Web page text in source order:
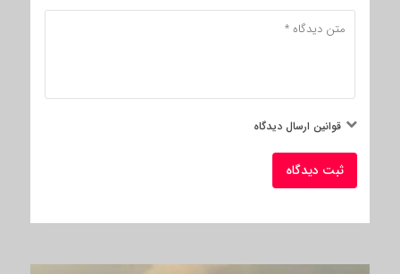
قوانین ارسال دیدگاه
ثبت دیدگاه